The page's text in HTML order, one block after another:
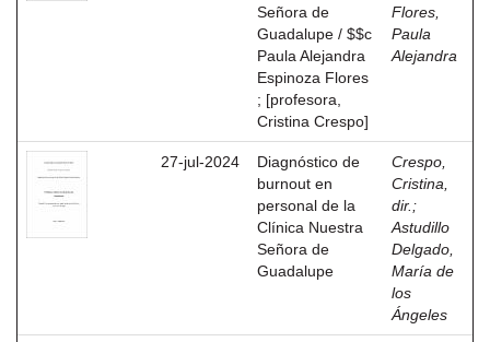
Señora de
Guadalupe / $$c
Paula Alejandra
Espinoza Flores
; [profesora,
Cristina Crespo]
Flores,
Paula
Alejandra
27-jul-2024
Diagnóstico de
burnout en
personal de la
Clínica Nuestra
Señora de
Guadalupe
Crespo,
Cristina,
dir. ;
Astudillo
Delgado,
María de
los
Ángeles